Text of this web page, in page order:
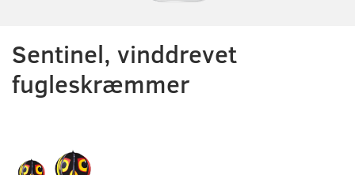
Sentinel, vinddrevet
fugleskræmmer